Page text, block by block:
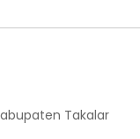
Takalar